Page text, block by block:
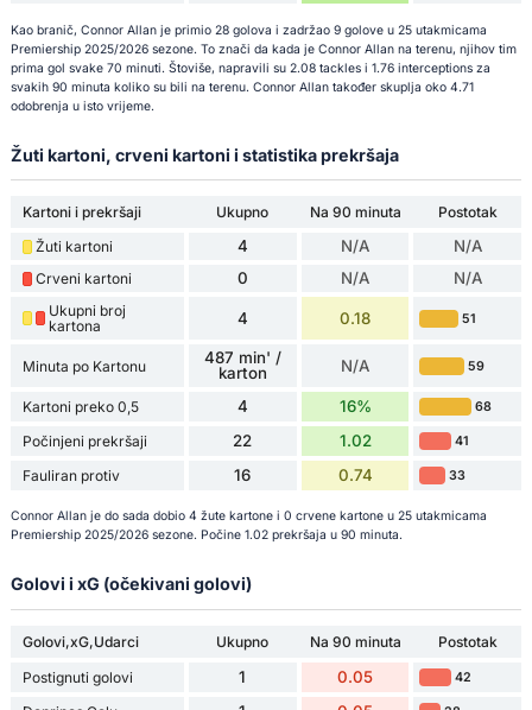
Kao branič, Connor Allan je primio 28 golova i zadržao 9 golove u 25 utakmicama
Premiership 2025/2026 sezone. To znači da kada je Connor Allan na terenu, njihov tim
prima gol svake 70 minuti. Štoviše, napravili su 2.08 tackles i 1.76 interceptions za
svakih 90 minuta koliko su bili na terenu. Connor Allan također skuplja oko 4.71
odobrenja u isto vrijeme.
Žuti kartoni, crveni kartoni i statistika prekršaja
Kartoni i prekršaji Ukupno Na 90 minuta
Postotak
Žuti kartoni
4 N/A N/A
Crveni kartoni 0 N/A N/A
Ukupni broj
kartona
4 0.18 51
Minuta po Kartonu
487 min' /
karton
N/A 59
Kartoni preko 0,5 4 16% 68
Počinjeni prekršaji 22 1.02 41
Fauliran protiv 16 0.74 33
Connor Allan je do sada dobio 4 žute kartone i 0 crvene kartone u 25 utakmicama
Premiership 2025/2026 sezone. Počine 1.02 prekršaja u 90 minuta.
Golovi i xG (očekivani golovi)
Golovi,xG,Udarci Ukupno Na 90 minuta
Postotak
Postignuti golovi
1 0.05 42